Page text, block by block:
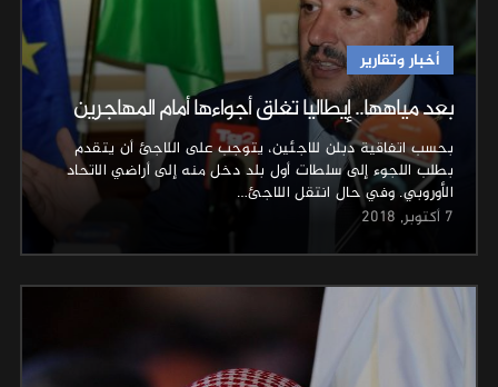
أخبار وتقارير
بعد مياهها.. إيطاليا تغلق أجواءها أمام المهاجرين
بحسب اتفاقية دبلن للاجئين، يتوجب على اللاجئ أن يتقدم
بطلب اللجوء إلى سلطات أول بلد دخل منه إلى أراضي الاتحاد
الأوروبي. وفي حال انتقل اللاجئ…
7 أكتوبر, 2018